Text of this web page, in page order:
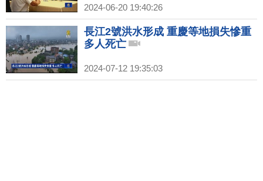
2024-06-20 19:40:26
長江2號洪水形成 重慶等地損失慘重
多人死亡
2024-07-12 19:35:03